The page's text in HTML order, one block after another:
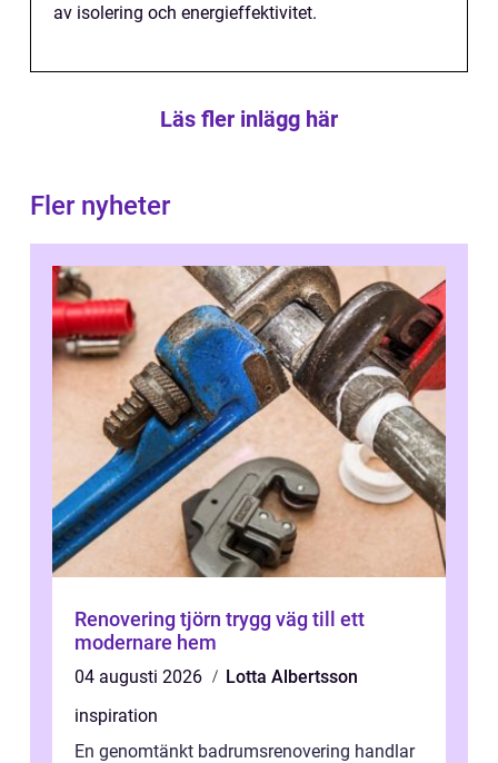
av isolering och energieffektivitet.
Läs fler inlägg här
Fler nyheter
Renovering tjörn trygg väg till ett
modernare hem
04 augusti 2026
Lotta Albertsson
inspiration
En genomtänkt badrumsrenovering handlar